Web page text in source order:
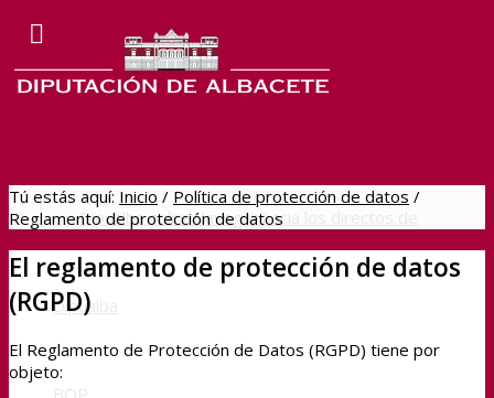
Dipualba onlineNavegar hacia los directos de
Dipualba
Tú estás aquí: Inicio / Política de protección de datos /
Reglamento de protección de datos
El reglamento de protección de datos
(RGPD)
El Reglamento de Protección de Datos (RGPD) tiene por
objeto: